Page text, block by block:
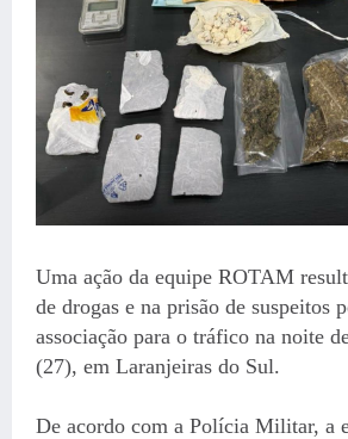
Uma ação da equipe ROTAM
de drogas e na prisão de suspeitos
associação para o tráfico na noite
(27), em Laranjeiras do Sul.
De acordo com a Polícia Militar, a